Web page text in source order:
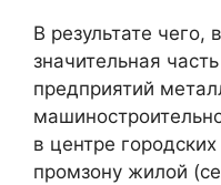
В результате чего,
значительная
предприятий
в центре
промзону жилой